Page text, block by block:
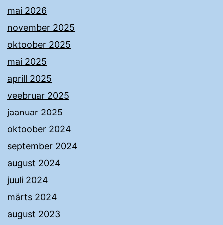
mai 2026
november 2025
oktoober 2025
mai 2025
aprill 2025
veebruar 2025
jaanuar 2025
oktoober 2024
september 2024
august 2024
juuli 2024
märts 2024
august 2023